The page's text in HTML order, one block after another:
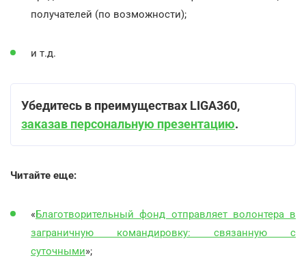
получателей (по возможности);
и т.д.
Убедитесь в преимуществах LIGA360,
заказав персональную презентацию.
Читайте еще:
«Благотворительный фонд отправляет волонтера в
заграничную командировку: связанную с
суточными»;